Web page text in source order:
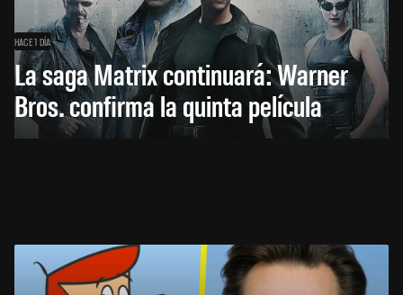
HACE 1 DÍA
La saga Matrix continuará: Warner
Bros. confirma la quinta película